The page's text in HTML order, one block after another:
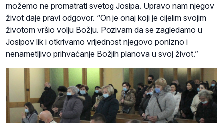
možemo ne promatrati svetog Josipa. Upravo nam njegov
život daje pravi odgovor. “On je onaj koji je cijelim svojim
životom vršio volju Božju. Pozivam da se zagledamo u
Josipov lik i otkrivamo vrijednost njegovo ponizno i
nenametljivo prihvaćanje Božjih planova u svoj život.”